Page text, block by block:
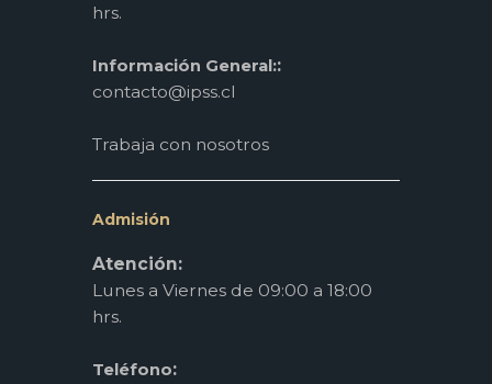
hrs.
Información General::
contacto@ipss.cl
Trabaja con nosotros
Admisión
Atención:
Lunes a Viernes de 09:00 a 18:00
hrs.
Teléfono: